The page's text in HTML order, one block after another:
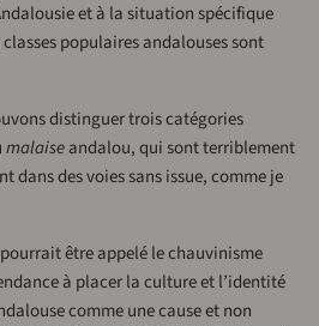
et à la situation spécifique
populaires andalouses sont
distinguer trois catégories
malaiseandalou, qui sont terriblement
dans des voies sans issue, comme je
être appelé le chauvinisme
à placer la culture et l’identité
comme une cause et non